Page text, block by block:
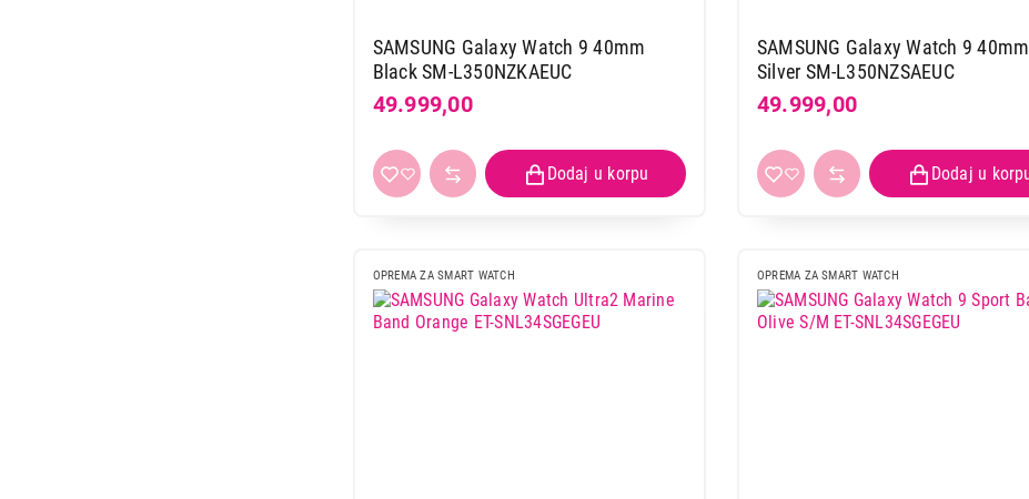
SAMSUNG Galaxy Watch 9 40mm
Black SM-L350NZKAEUC
49.999,00
SAMSUNG Galaxy Watch 9 40mm
Silver SM-L350NZSAEUC
49.999,00
OPREMA ZA SMART WATCH OPREMA ZA SMART WATCH
Ukupno u korpi: